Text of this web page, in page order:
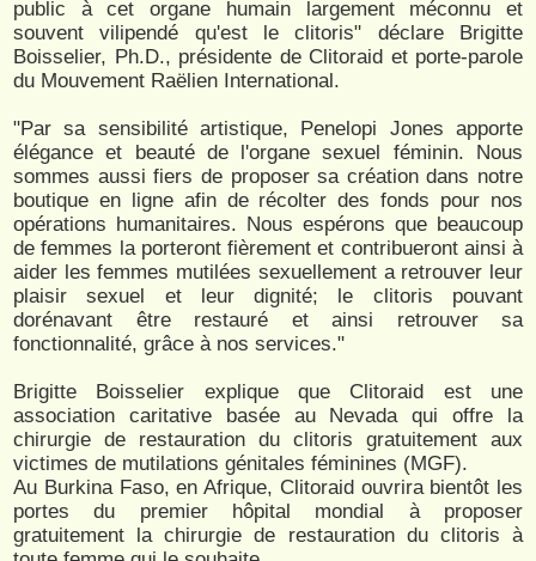
public à cet organe humain largement méconnu et
souvent vilipendé qu'est le clitoris" déclare Brigitte
Boisselier, Ph.D., présidente de Clitoraid et porte-parole
du Mouvement Raëlien International.
"Par sa sensibilité artistique, Penelopi Jones apporte
élégance et beauté de l'organe sexuel féminin. Nous
sommes aussi fiers de proposer sa création dans notre
boutique en ligne afin de récolter des fonds pour nos
opérations humanitaires. Nous espérons que beaucoup
de femmes la porteront fièrement et contribueront ainsi à
aider les femmes mutilées sexuellement a retrouver leur
plaisir sexuel et leur dignité; le clitoris pouvant
dorénavant être restauré et ainsi retrouver sa
fonctionnalité, grâce à nos services."
Brigitte Boisselier explique que Clitoraid est une
association caritative basée au Nevada qui offre la
chirurgie de restauration du clitoris gratuitement aux
victimes de mutilations génitales féminines (MGF).
Au Burkina Faso, en Afrique, Clitoraid ouvrira bientôt les
portes du premier hôpital mondial à proposer
gratuitement la chirurgie de restauration du clitoris à